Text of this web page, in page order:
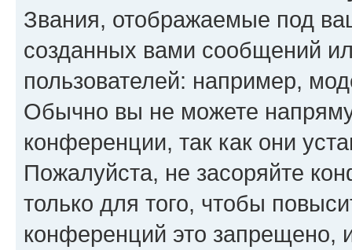
Звания, отображаемые под
созданных вами сообщений
пользователей: например,
Обычно вы не можете
конференции, так как они
Пожалуйста, не засоряйте
только для того, чтобы
конференций это запрещено,